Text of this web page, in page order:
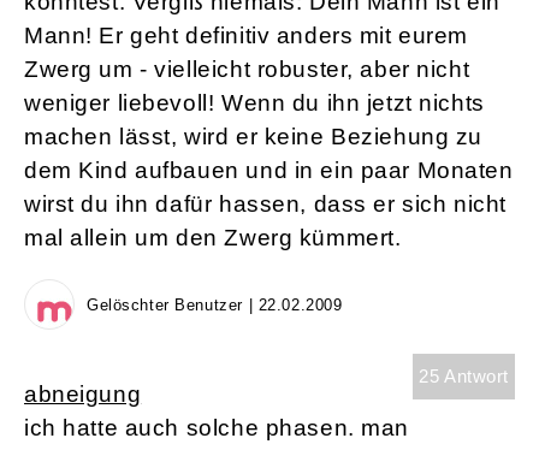
Mann! Er geht definitiv anders mit eurem
Zwerg um - vielleicht robuster, aber nicht
weniger liebevoll! Wenn du ihn jetzt nichts
machen lässt, wird er keine Beziehung zu
dem Kind aufbauen und in ein paar Monaten
wirst du ihn dafür hassen, dass er sich nicht
mal allein um den Zwerg kümmert.
Gelöschter Benutzer | 22.02.2009
25 Antwort
abneigung
ich hatte auch solche phasen. man